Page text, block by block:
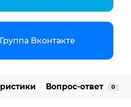
Группа Вконтакте
Вопрос-ответ 0